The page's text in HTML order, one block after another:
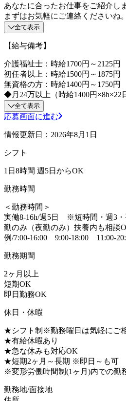
あなたに合ったお仕事をご紹介し
まずはお気軽にご連絡くださいね。
全て表示
【給与備考】
介護福祉士：時給1700円～2125円
初任者以上：時給1500円～1875円
無資格の方：時給1400円～1750円
◆月24万以上（時給1400円×8h×22
全て表示
応募画面に進む
情報更新日：2026年8月1日
シフト
1日8時間 週5日からOK
勤務時間
＜勤務時間＞
実働8-16h/週5日 ※短時間・週3・
勤のみ（夜勤のみ）扶養内も相談
例/7:00-16:00 9:00-18:00 11:00-
勤務期間
2ヶ月以上
短期OK
即日勤務OK
休日・休暇
★シフト制※勤務曜日は気軽にご
★有給休暇あり
★急な休みも対応OK
★短期2ヶ月～長期 ※即日～も可
※変形労働時間制(1ヶ月)内での勤
勤務地/面接地